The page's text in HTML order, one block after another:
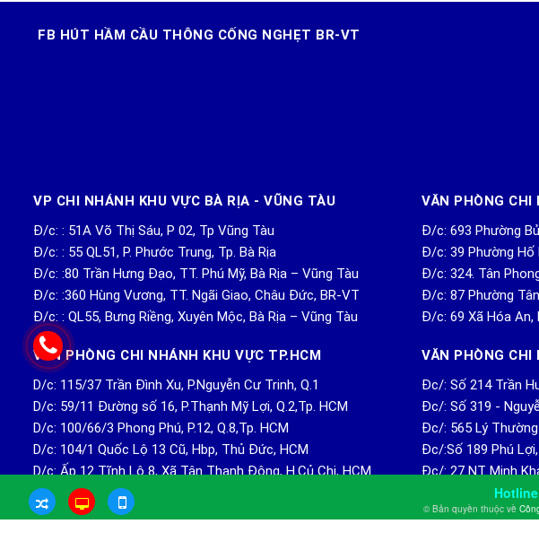
FB HÚT HẦM CẦU THÔNG CỐNG NGHẸT BR-VT
VP CHI NHÁNH KHU VỰC BÀ RỊA - VŨNG TÀU
Đ/c: : 51A Võ Thị Sáu, P 02, Tp Vũng Tàu
Đ/c: : 55 QL51, P. Phước Trung, Tp. Bà Rịa
Đ/c: :80 Trần Hưng Đạo, TT. Phú Mỹ, Bà Rịa – Vũng Tàu
Đ/c: :360 Hùng Vương, TT. Ngãi Giao, Châu Đức, BR-VT
Đ/c: : QL55, Bưng Riềng, Xuyên Mộc, Bà Rịa – Vũng Tàu
VĂN PHÒNG CHI NHÁNH KHU VỰC TP.HCM
D/c: 115/37 Trần Đình Xu, P.Nguyễn Cư Trinh, Q.1
D/c: 59/11 Đường số 16, P.Thạnh Mỹ Lợi, Q.2,Tp. HCM
D/c: 100/66/3 Phong Phú, P.12, Q.8,Tp. HCM
D/c: 104/1 Quốc Lộ 13 Cũ, Hbp, Thủ Đức, HCM
D/c: Ấp 12 Tĩnh Lộ 8, Xã Tân Thạnh Đông, H.Củ Chi, HCM
VĂN PHÒNG
Đ/c: 693 Phường
Đ/c: 39 Phường
Đ/c: 324. Tân
Đ/c: 87 Phường
Đ/c: 69 Xã Hóa An,
VĂN PHÒNG CHI
Đc/: Số 214 Trần
Đc/: Số 319 -
Đc/: 565 Lý Thường
Đc/:Số 189 Phú
Đc/: 27 NT Minh
© Bản quyền thuộc về